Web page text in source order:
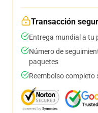
Transacción
Entrega mundial a tu
Número de
paquetes
Reembolso completo